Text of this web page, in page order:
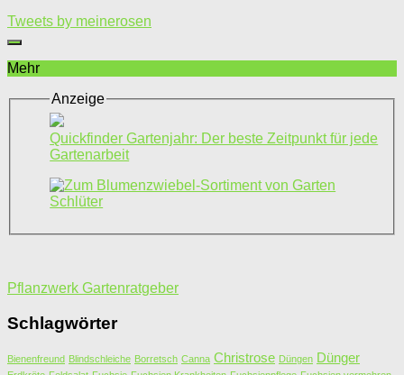
Tweets by meinerosen
Mehr
Anzeige
Quickfinder Gartenjahr: Der beste Zeitpunkt für jede
Gartenarbeit
Pflanzwerk Gartenratgeber
Schlagwörter
Bienenfreund Blindschleiche Borretsch Canna Christrose Düngen Dünger